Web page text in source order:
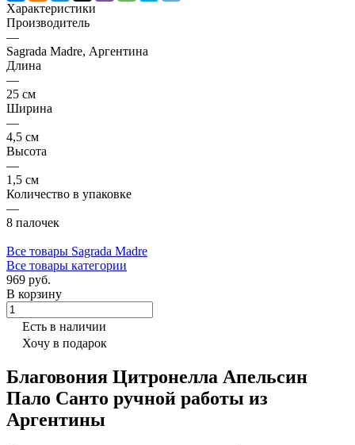
Характеристики
Производитель
—
Sagrada Madre, Аргентина
Длина
—
25 см
Ширина
—
4,5 см
Высота
—
1,5 см
Количество в упаковке
—
8 палочек
Все товары Sagrada Madre
Все товары категории
969 руб.
В корзину
Есть в наличии
Хочу в подарок
Благовония Цитронелла Апельсин
Пало Санто ручной работы из
Аргентины